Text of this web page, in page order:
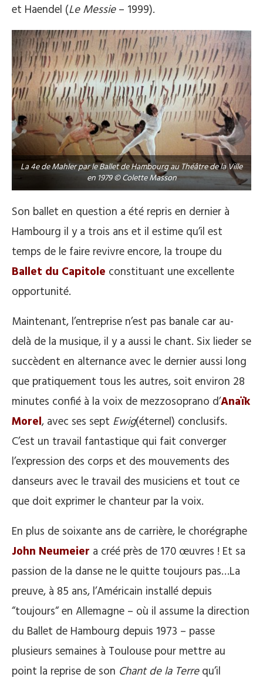
et Haendel (Le Messie– 1999).
La 4e de Mahler par le Ballet de Hambourg au Théâtre de la Ville
en 1979 © Colette Masson
Son ballet en question a été repris en dernier à
Hambourg il y a trois ans et il estime qu’il est
temps de le faire revivre encore, la troupe du
Ballet du Capitole constituant une excellente
opportunité.
Maintenant, l’entreprise n’est pas banale car au-
delà de la musique, il y a aussi le chant. Six lieder se
succèdent en alternance avec le dernier aussi long
que pratiquement tous les autres, soit environ 28
minutes confié à la voix de mezzosoprano d’Anaïk
Morel, avec ses sept Ewig(éternel) conclusifs.
C’est un travail fantastique qui fait converger
l’expression des corps et des mouvements des
danseurs avec le travail des musiciens et tout ce
que doit exprimer le chanteur par la voix.
En plus de soixante ans de carrière, le chorégraphe
John Neumeier a créé près de 170 œuvres ! Et sa
passion de la danse ne le quitte toujours pas…La
preuve, à 85 ans, l’Américain installé depuis
“toujours“ en Allemagne – où il assume la direction
du Ballet de Hambourg depuis 1973 – passe
plusieurs semaines à Toulouse pour mettre au
point la reprise de son Chant de la Terrequ’il